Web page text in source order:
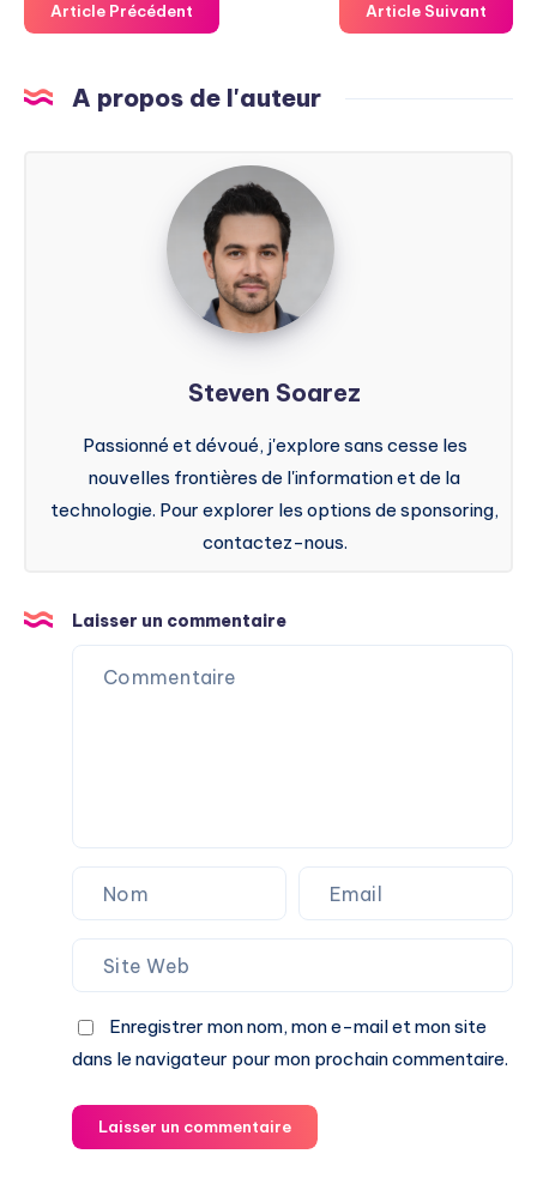
Article Précédent Article Suivant
A propos de l'auteur
Steven
Soarez
Steven Soarez
Passionné et dévoué, j'explore sans cesse les
nouvelles frontières de l'information et de la
technologie. Pour explorer les options de sponsoring,
contactez-nous.
Laisser un commentaire
Enregistrer mon nom, mon e-mail et mon site
dans le navigateur pour mon prochain commentaire.
Laisser un commentaire